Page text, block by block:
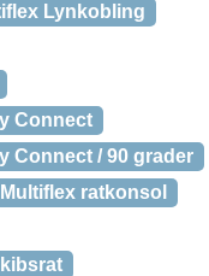
Lynkobling
Connect
Connect / 90 grader
Multiflex ratkonsol